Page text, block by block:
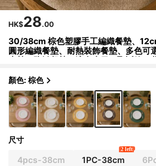
HK$28.00
30/38cm 棕色塑膠手工編織餐墊、
圓形編織餐墊、耐熱裝飾餐墊、多色可
桌墊、防皺餐墊，適合生日、聖誕節、
顏色: 棕色
尺寸
4pcs-38cm 1PC-38cm
2 left